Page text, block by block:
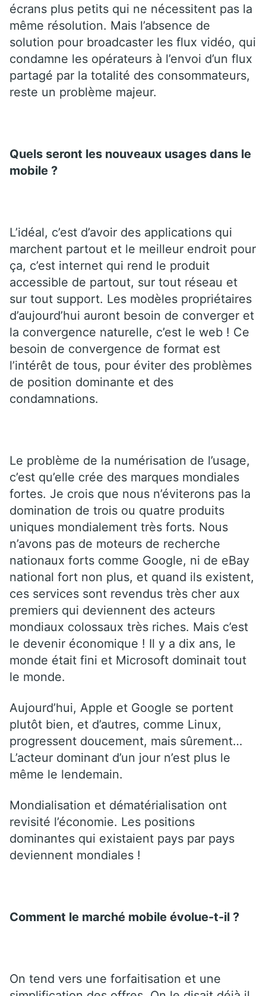
écrans plus petits qui ne nécessitent pas la
même résolution. Mais l’absence de
solution pour broadcaster les flux vidéo, qui
condamne les opérateurs à l’envoi d’un flux
partagé par la totalité des consommateurs,
reste un problème majeur.
Quels seront les nouveaux usages dans le
mobile ?
L’idéal, c’est d’avoir des applications qui
marchent partout et le meilleur endroit pour
ça, c’est internet qui rend le produit
accessible de partout, sur tout réseau et
sur tout support. Les modèles propriétaires
d’aujourd’hui auront besoin de converger et
la convergence naturelle, c’est le web ! Ce
besoin de convergence de format est
l’intérêt de tous, pour éviter des problèmes
de position dominante et des
condamnations.
Le problème de la numérisation de l’usage,
c’est qu’elle crée des marques mondiales
fortes. Je crois que nous n’éviterons pas la
domination de trois ou quatre produits
uniques mondialement très forts. Nous
n’avons pas de moteurs de recherche
nationaux forts comme Google, ni de eBay
national fort non plus, et quand ils existent,
ces services sont revendus très cher aux
premiers qui deviennent des acteurs
mondiaux colossaux très riches. Mais c’est
le devenir économique ! Il y a dix ans, le
monde était fini et Microsoft dominait tout
le monde.
Aujourd’hui, Apple et Google se portent
plutôt bien, et d’autres, comme Linux,
progressent doucement, mais sûrement…
L’acteur dominant d’un jour n’est plus le
même le lendemain.
Mondialisation et dématérialisation ont
revisité l’économie. Les positions
dominantes qui existaient pays par pays
deviennent mondiales !
Comment le marché mobile évolue-t-il ?
On tend vers une forfaitisation et une